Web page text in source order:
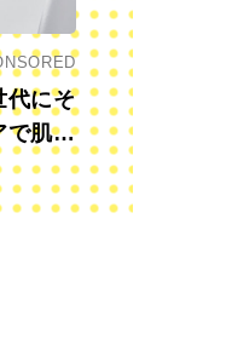
代にそ
で肌も